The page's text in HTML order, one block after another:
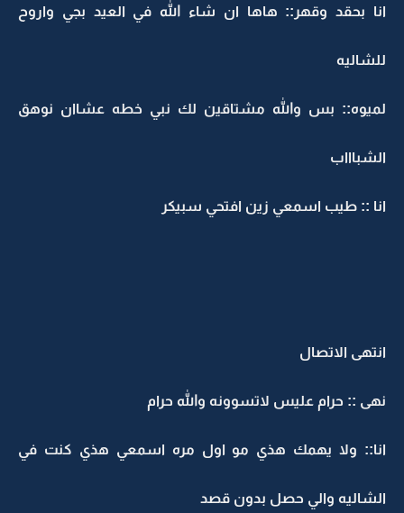
انا بحقد وقهر:: هاها ان شاء الله في العيد بجي واروح
للشاليه
لميوه:: بس والله مشتاقين لك نبي خطه عشاان نوهق
الشباااب
انا :: طيب اسمعي زين افتحي سبيكر
انتهى الاتصال
نهى :: حرام عليس لاتسوونه والله حرام
انا:: ولا يهمك هذي مو اول مره اسمعي هذي كنت في
الشاليه والي حصل بدون قصد